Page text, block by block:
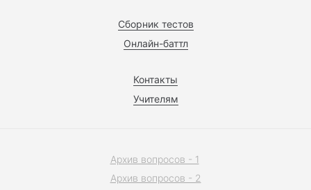
Сборник тестов
Онлайн-баттл
Контакты
Учителям
Архив вопросов - 1
Архив вопросов - 2